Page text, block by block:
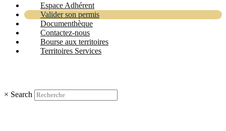
Espace Adhérent
Valider son permis
Documenthèque
Contactez-nous
Bourse aux territoires
Territoires Services
× Search